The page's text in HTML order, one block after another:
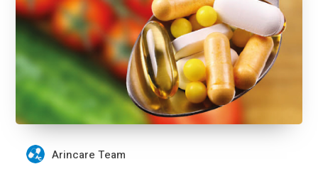
Arincare Team